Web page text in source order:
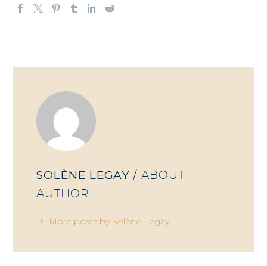
SOLÈNE LEGAY / ABOUT
AUTHOR
More posts by Solène Legay